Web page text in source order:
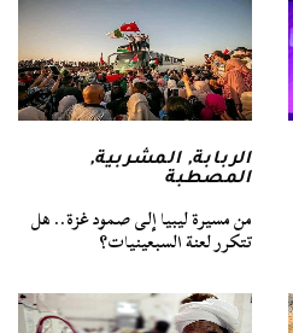
الربابة,المشربية,
المصطبة
من مسيرة ليبيا إلى صمود غزة.. هل
تتكرر لعنة السبعينيات؟